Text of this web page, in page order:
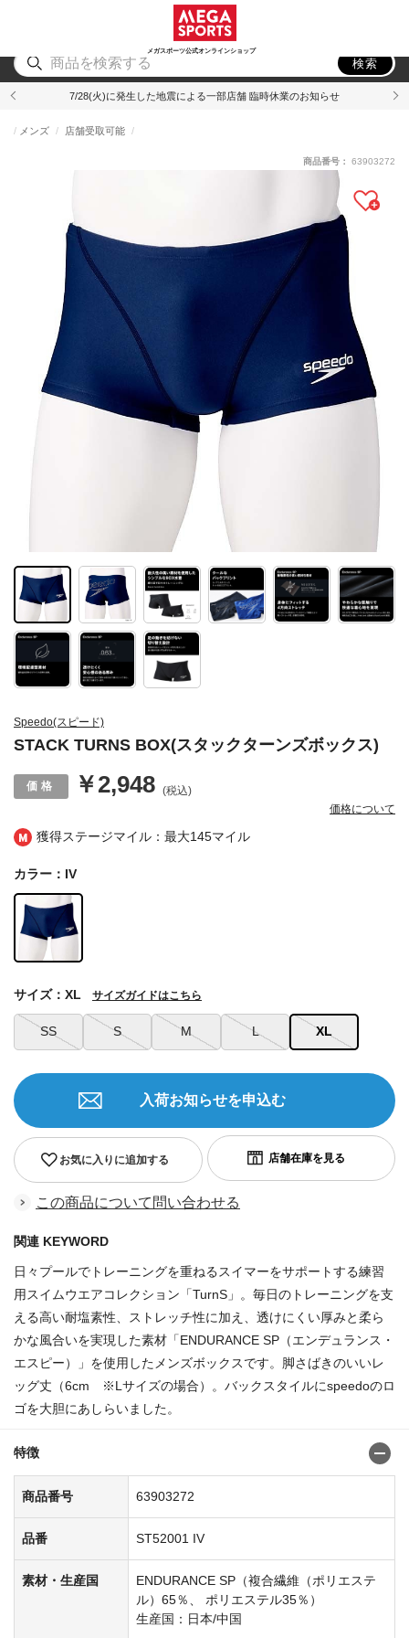
メガスポーツ公式オンラインショップ
アウトドア
検索
7/28(火)に発生した地震による一部店舗 臨時休業のお知らせ
獲得ステージマイル：最大145マイル
Speedo(スピード)
STACK TURNS BOX(スタックターンズボックス)
メンズ 店舗受取可能
￥2,948 (税込)
価格について
商品番号： 63903272
カラー：IV
SS S M L XL
サイズ：XL サイズガイドはこちら
お気に入りに追加する
入荷お知らせを申込む
この商品について問い合わせる
関連 KEYWORD
日々プールでトレーニングを重ねるスイマーをサポートする練習
用スイムウエアコレクション「TurnS」。毎日のトレーニングを支
える高い耐塩素性、ストレッチ性に加え、透けにくい厚みと柔ら
かな風合いを実現した素材「ENDURANCE SP（エンデュランス・
エスピー）」を使用したメンズボックスです。脚さばきのいいレ
ッグ丈（6cm ※Lサイズの場合）。バックスタイルにspeedoのロ
ゴを大胆にあしらいました。
特徴
商品番号 63903272
品番 ST52001 IV
素材・生産国
ENDURANCE SP（複合繊維（ポリエステ
ル）65％、 ポリエステル35％）
生産国：日本/中国